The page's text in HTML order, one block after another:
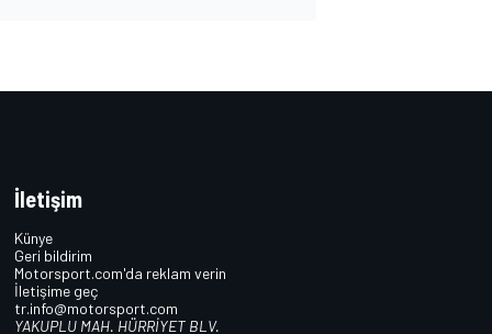
İletişim
Künye
Geri bildirim
Motorsport.com'da reklam verin
İletişime geç
tr.info@motorsport.com
YAKUPLU MAH. HÜRRİYET BLV.